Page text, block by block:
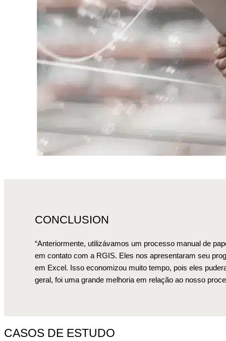
CONCLUSION
“Anteriormente, utilizávamos um processo manual de
em contato com a RGIS. Eles nos apresentaram seu
em Excel. Isso economizou muito tempo, pois eles
geral, foi uma grande melhoria em relação ao nosso
CASOS DE ESTUDO